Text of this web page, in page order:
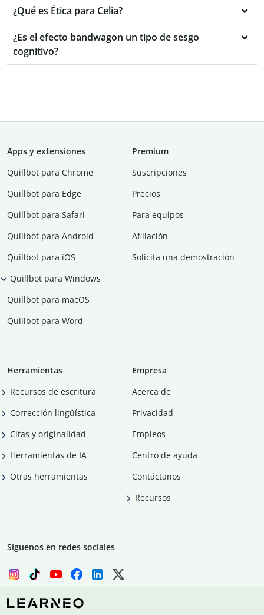
¿Qué es Ética para Celia?
¿Es el efecto bandwagon un tipo de sesgo
cognitivo?
Apps y extensiones
Quillbot para Chrome
Quillbot para Edge
Quillbot para Safari
Quillbot para Android
Quillbot para iOS
Quillbot para Windows
Quillbot para macOS
Quillbot para Word
Premium
Suscripciones
Precios
Para equipos
Afiliación
Solicita una demostración
Herramientas
Recursos de escritura
Corrección lingüística
Citas y originalidad
Herramientas de IA
Otras herramientas
Empresa
Acerca de
Privacidad
Empleos
Centro de ayuda
Contáctanos
Recursos
Síguenos en redes sociales